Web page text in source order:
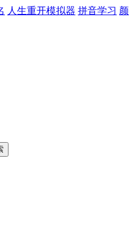
人生重开模拟器 拼音学习 颜